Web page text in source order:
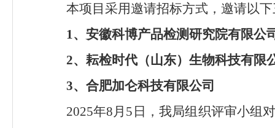
本项目采用邀请招标方式，邀请以
1 、安徽科博产品检测研究院有限公
2、耘检时代（山东）生物科技有限
3、合肥加仑科技有限公司
2025年8 月 5 日，我局组织评审小组